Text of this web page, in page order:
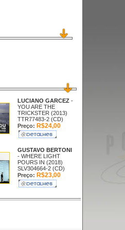
LUCIANO GARCEZ -
YOU ARE THE
TRICKSTER (2013)
TTR77483-2 (CD)
Preço: R$24,00
GUSTAVO BERTONI
- WHERE LIGHT
POURS IN (2018)
SLV304664-2 (CD)
Preço: R$23,00